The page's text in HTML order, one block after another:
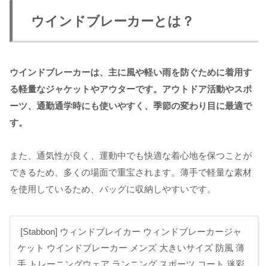
ウインドブレーカーとは？
ウインドブレーカーは、主に風や軽い雨を防ぐために着用す
る軽量なジャケットやアウターです。アウトドア活動やスポ
ーツ、通勤通学時にも使いやすく、季節の変わり目に最適で
す。
また、通気性が良く、運動中でも快適な着心地を保つことが
できるため、多くの場面で重宝されます。薄手で軽量な素材
を使用しているため、バッグに収納しやすいです。
[Stabbon] ウィンドブレイカー ウィンドブレーカージャ
ケット ウインドブレーカー メンズ 大きいサイズ 防風 薄